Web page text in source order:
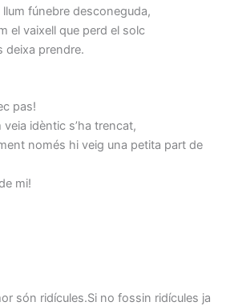
fúnebre desconeguda,
el vaixell que perd el solc
deixa prendre.
pas!
idèntic s’ha trencat,
només hi veig una petita part de
mi!
són ridícules.Si no fossin ridícules ja